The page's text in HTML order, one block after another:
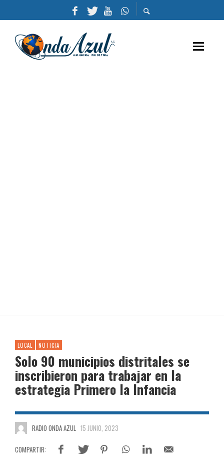
LOCAL NOTICIA
Solo 90 municipios distritales se
inscribieron para trabajar en la
estrategia Primero la Infancia
RADIO ONDA AZUL 15 JUNIO, 2023